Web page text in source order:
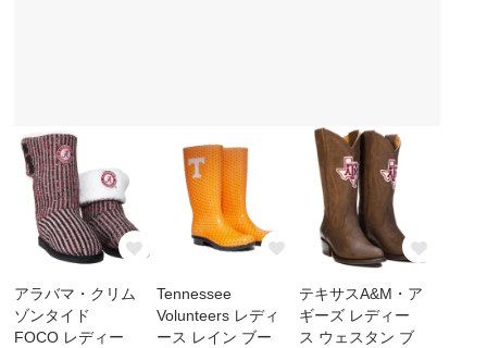
アラバマ・クリム
ゾンタイド
FOCO レディー
Tennessee
Volunteers レディ
ース レイン ブー
テキサスA&M・ア
ギーズ レディー
ス ウェスタン ブ